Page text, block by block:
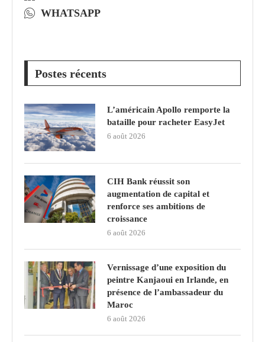
WHATSAPP
Postes récents
L’américain Apollo remporte la
bataille pour racheter EasyJet
6 août 2026
CIH Bank réussit son
augmentation de capital et
renforce ses ambitions de
croissance
6 août 2026
Vernissage d’une exposition du
peintre Kanjaoui en Irlande, en
présence de l’ambassadeur du
Maroc
6 août 2026